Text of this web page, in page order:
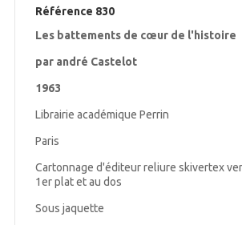
Référence 830
Les battements de cœur de l'histoire
par andré Castelot
1963
Librairie académique Perrin
Paris
Cartonnage d'éditeur reliure skivertex
1er plat et au dos
Sous jaquette